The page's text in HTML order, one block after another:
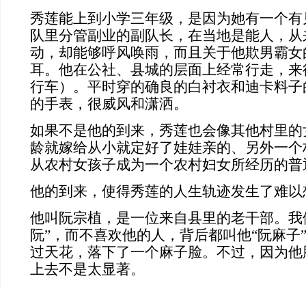
秀莲能上到小学三年级，是因为她有一个
队里分管副业的副队长，在当地是能人，
动，却能够呼风唤雨，而且关于他欺男霸
耳。他在公社、县城的层面上经常行走，来
行车）。平时穿的确良的白衬衣和迪卡料
的手表，很威风和潇洒。
如果不是他的到来，秀莲也会像其他村里
龄就嫁给从小就定好了娃娃亲的、另外一
从农村女孩子成为一个农村妇女所经历的
他的到来，使得秀莲的人生轨迹发生了难
他叫阮宗植，是一位来自县里的老干部。
阮”，而不喜欢他的人，背后都叫他“阮麻
过天花，落下了一个麻子脸。不过，因为
上去不是太显著。